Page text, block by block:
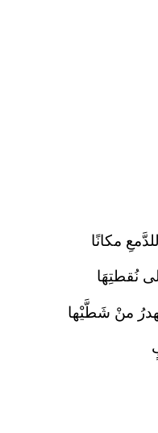
مكانًا
نُقطتِهَا
منْ شَطَّيْها